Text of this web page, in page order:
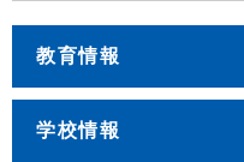
教育情報
学校情報